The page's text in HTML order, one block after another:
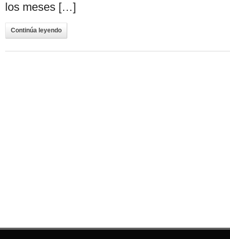
los meses […]
Continúa leyendo